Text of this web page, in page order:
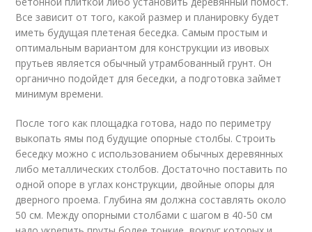
Все зависит от того, какой размер и планировку будет
иметь будущая плетеная беседка. Самым простым и
оптимальным вариантом для конструкции из ивовых
прутьев является обычный утрамбованный грунт. Он
органично подойдет для беседки, а подготовка займет
минимум времени.
После того как площадка готова, надо по периметру
выкопать ямы под будущие опорные столбы. Строить
беседку можно с использованием обычных деревянных
либо металлических столбов. Достаточно поставить по
одной опоре в углах конструкции, двойные опоры для
дверного проема. Глубина ям должна составлять около
50 см. Между опорными столбами с шагом в 40-50 см